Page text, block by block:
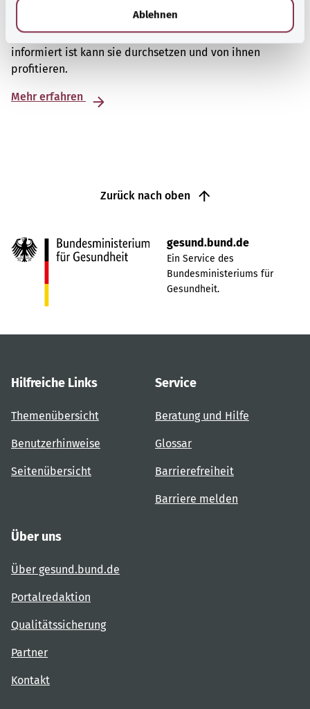
Ablehnen
Patientinnen und Patienten in Deutschland haben
gesetzlich verankerte Rechte. Wer über diese Rechte gut
informiert ist kann sie durchsetzen und von ihnen
profitieren.
Mehr erfahren
Zurück nach oben
gesund.bund.de
Ein Service des
Bundesministeriums für
Gesundheit.
Hilfreiche Links
Themenübersicht
Benutzerhinweise
Seitenübersicht
Service
Beratung und Hilfe
Glossar
Barrierefreiheit
Barriere melden
Über uns
Über gesund.bund.de
Portalredaktion
Qualitätssicherung
Partner
Kontakt